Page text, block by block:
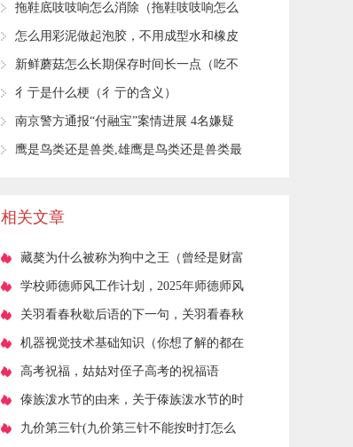
​拖鞋底吱吱响怎么消除（拖鞋吱吱响怎么
处理）
​怎么用彩泥做起泡胶，不用成型水和橡皮
泥 做起泡胶？
​新鲜蘑菇怎么长期保存时间长一点（吃不
完新鲜蘑菇储存方法）
​彳亍是什么梗（彳亍的含义）
​南京警方通报“付融宝”案情进展 4名嫌疑
人被移送检察院审查起诉
​鹰是鸟类还是兽类,雄鹰是鸟类还是兽类最
相关文章
​藏獒为什么被称为狗中之王（曾经是财富
和身份的象征）
​学校师德师风工作计划，2025年师德师风
建设方案
​关羽看春秋歇后语的下一句，关羽看春秋
下一句
​机器视觉技术基础知识（你想了解的都在
这里）
​高考祝福，姑姑对侄子高考的祝福语
​傣族泼水节的由来，关于傣族泼水节的时
间和由来？
​九价第三针(九价第三针不能按时打怎么